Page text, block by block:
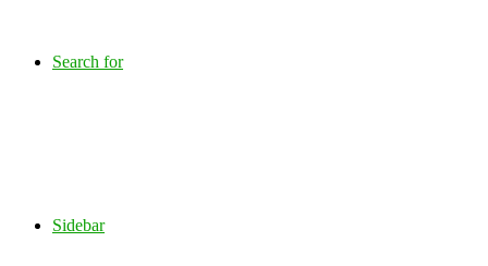
Search for
Sidebar